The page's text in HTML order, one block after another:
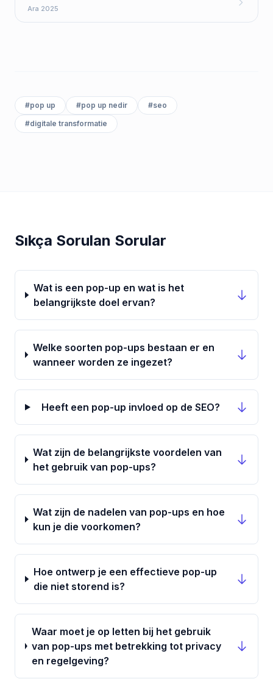
Ara 2025
#pop up #pop up nedir #seo
#digitale transformatie
Sıkça Sorulan Sorular
Wat is een pop-up en wat is het
belangrijkste doel ervan?
Welke soorten pop-ups bestaan er en
wanneer worden ze ingezet?
Heeft een pop-up invloed op de SEO?
Wat zijn de belangrijkste voordelen van
het gebruik van pop-ups?
Wat zijn de nadelen van pop-ups en hoe
kun je die voorkomen?
Hoe ontwerp je een effectieve pop-up
die niet storend is?
Waar moet je op letten bij het gebruik
van pop-ups met betrekking tot privacy
en regelgeving?